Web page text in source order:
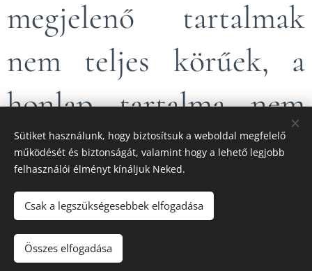
megjelenő tartalmak
nem teljes körűek, a
honlap tartalma nem
frissül naponta.
© 2022 Minden jog fenntartva
Sütiket használunk, hogy biztosítsuk a weboldal megfelelő
működését és biztonságát, valamint hogy a lehető legjobb
felhasználói élményt kínáljuk Neked.
Csak a legszükségesebbek elfogadása
Összes elfogadása